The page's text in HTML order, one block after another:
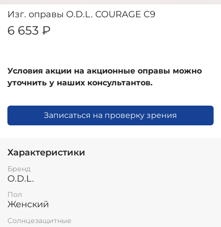
Изг. оправы O.D.L. COURAGE C9
6 653 ₽
Условия акции на акционные оправы можно
уточнить у наших консультантов.
Записаться на проверку зрения
Характеристики
Бренд
O.D.L.
Пол
Женский
Солнцезащитные